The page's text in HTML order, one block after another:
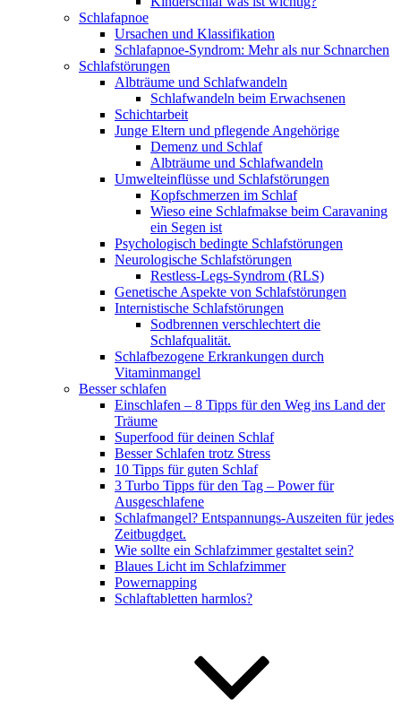
Schlafapnoe
Ursachen und Klassifikation
Schlafapnoe-Syndrom: Mehr als nur Schnarchen
Schlafstörungen
Albträume und Schlafwandeln
Schlafwandeln beim Erwachsenen
Schichtarbeit
Junge Eltern und pflegende Angehörige
Demenz und Schlaf
Albträume und Schlafwandeln
Umwelteinflüsse und Schlafstörungen
Kopfschmerzen im Schlaf
Wieso eine Schlafmakse beim Caravaning
ein Segen ist
Psychologisch bedingte Schlafstörungen
Neurologische Schlafstörungen
Restless-Legs-Syndrom (RLS)
Genetische Aspekte von Schlafstörungen
Internistische Schlafstörungen
Sodbrennen verschlechtert die
Schlafqualität.
Schlafbezogene Erkrankungen durch
Vitaminmangel
Besser schlafen
Einschlafen – 8 Tipps für den Weg ins Land der
Träume
Superfood für deinen Schlaf
Besser Schlafen trotz Stress
10 Tipps für guten Schlaf
3 Turbo Tipps für den Tag – Power für
Ausgeschlafene
Schlafmangel? Entspannungs-Auszeiten für jedes
Zeitbugdget.
Wie sollte ein Schlafzimmer gestaltet sein?
Blaues Licht im Schlafzimmer
Powernapping
Schlaftabletten harmlos?